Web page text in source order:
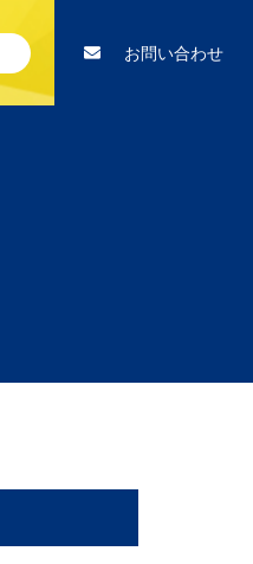
お問い合わせ